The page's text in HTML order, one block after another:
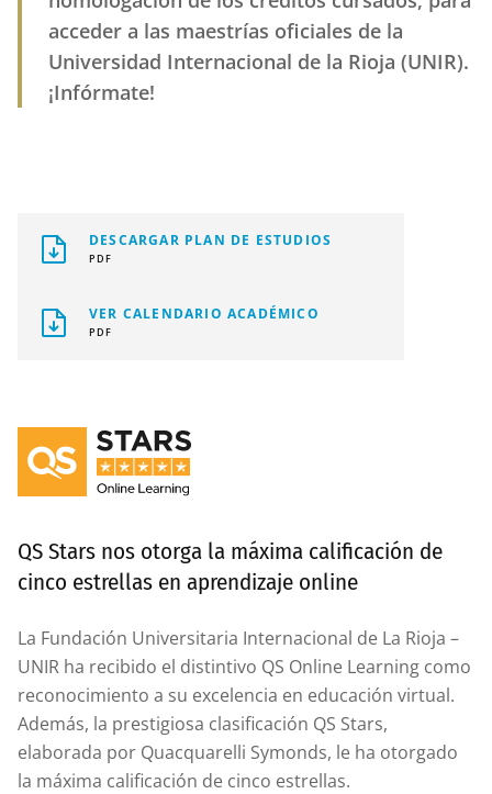
acceder a las maestrías oficiales de la
Universidad Internacional de la Rioja (UNIR).
¡Infórmate!
DESCARGAR PLAN DE ESTUDIOS
PDF
VER CALENDARIO ACADÉMICO
PDF
QS Stars nos otorga la máxima calificación de
cinco estrellas en aprendizaje online
La Fundación Universitaria Internacional de La Rioja –
UNIR ha recibido el distintivo QS Online Learning como
reconocimiento a su excelencia en educación virtual.
Además, la prestigiosa clasificación QS Stars,
elaborada por Quacquarelli Symonds, le ha otorgado
la máxima calificación de cinco estrellas.